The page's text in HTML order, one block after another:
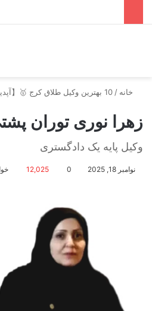
خانه / 10 بهترین وکیل طلاق کرج 🥇【آپدیت جدید】⚖️
زهرا نوری توران
وکیل پایه یک دادگستری
نوامبر 18, 2025 0
12,025